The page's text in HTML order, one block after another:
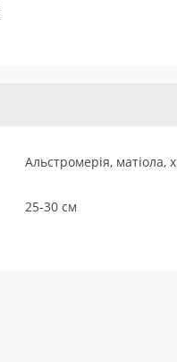
Альстромерія, матіола,
25-30 см